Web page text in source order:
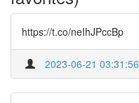
https://t.co/neIhJPccBp
2023-06-21 03:31:56